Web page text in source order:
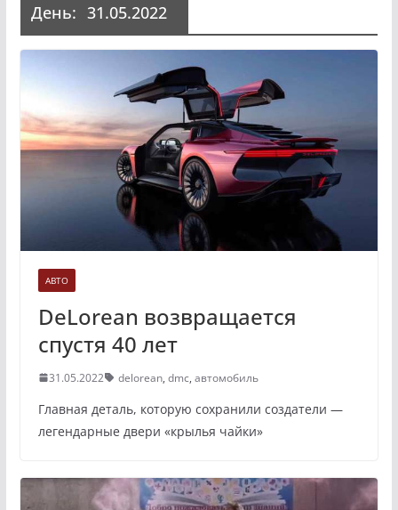
День: 31.05.2022
АВТО
DeLorean возвращается
спустя 40 лет
31.05.2022 delorean, dmc, автомобиль
Главная деталь, которую сохранили создатели —
легендарные двери «крылья чайки»